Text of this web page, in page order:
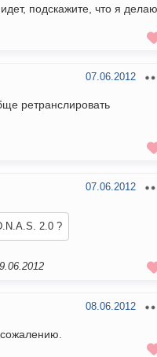
подскажите, что я делаю
07.06.2012
ретранслировать
07.06.2012
2.0 ?
08.06.2012